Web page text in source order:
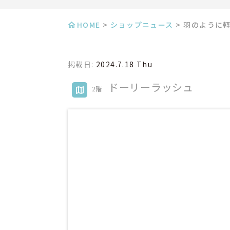
HOME > ショップニュース > 羽のように
掲載日: 2024.7.18 Thu
2階 ドーリーラッシュ